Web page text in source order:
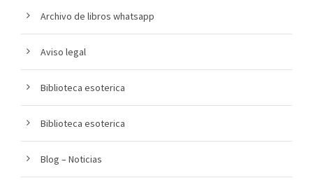
Archivo de libros whatsapp
Aviso legal
Biblioteca esoterica
Biblioteca esoterica
Blog – Noticias